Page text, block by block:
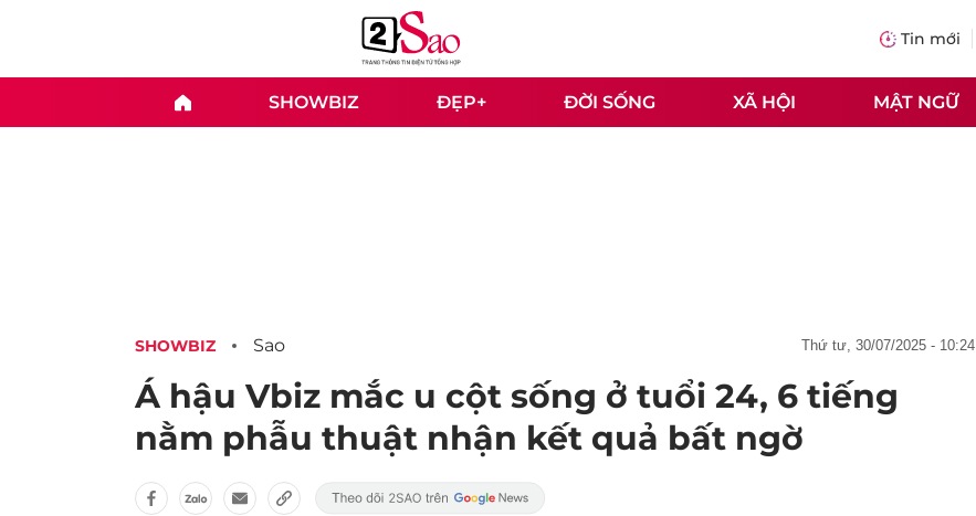
Tin mới
SHOWBIZ ĐẸP+ ĐỜI SỐNG XÃ HỘI MẬT NGỮ
SHOWBIZ Sao thứ tư, 30/07/2025 - 10:24
Á hậu Vbiz mắc u cột sống ở tuổi 24, 6 tiếng
nằm phẫu thuật nhận kết quả bất ngờ